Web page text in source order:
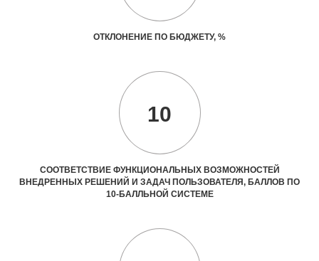
ОТКЛОНЕНИЕ ПО БЮДЖЕТУ, %
10
СООТВЕТСТВИЕ ФУНКЦИОНАЛЬНЫХ ВОЗМОЖНОСТЕЙ
ВНЕДРЕННЫХ РЕШЕНИЙ И ЗАДАЧ ПОЛЬЗОВАТЕЛЯ, БАЛЛОВ ПО
10-БАЛЛЬНОЙ СИСТЕМЕ